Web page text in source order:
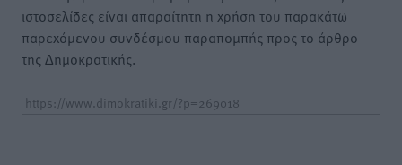
ιστοσελίδες είναι απαραίτητη η χρήση του παρακάτω
παρεχόμενου συνδέσμου παραπομπής προς το άρθρο
της Δημοκρατικής.